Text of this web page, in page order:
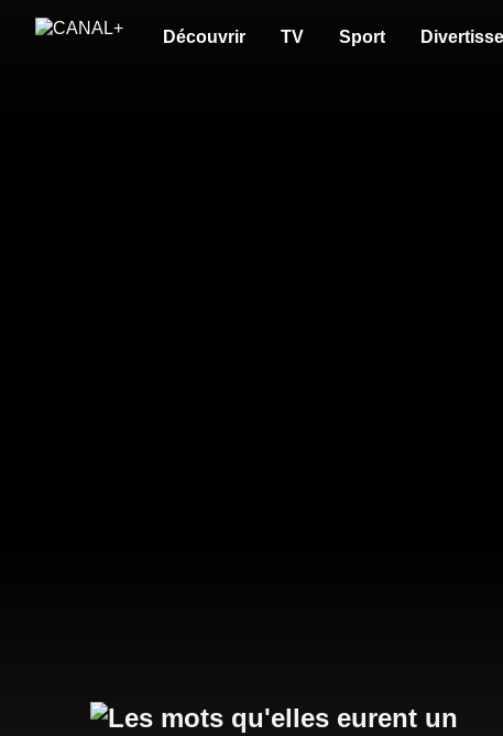
Découvrir TV Sport